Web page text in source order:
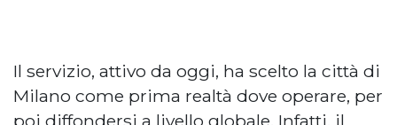
Il servizio, attivo da oggi, ha scelto la città di
Milano come prima realtà dove operare, per
poi diffondersi a livello globale. Infatti, il